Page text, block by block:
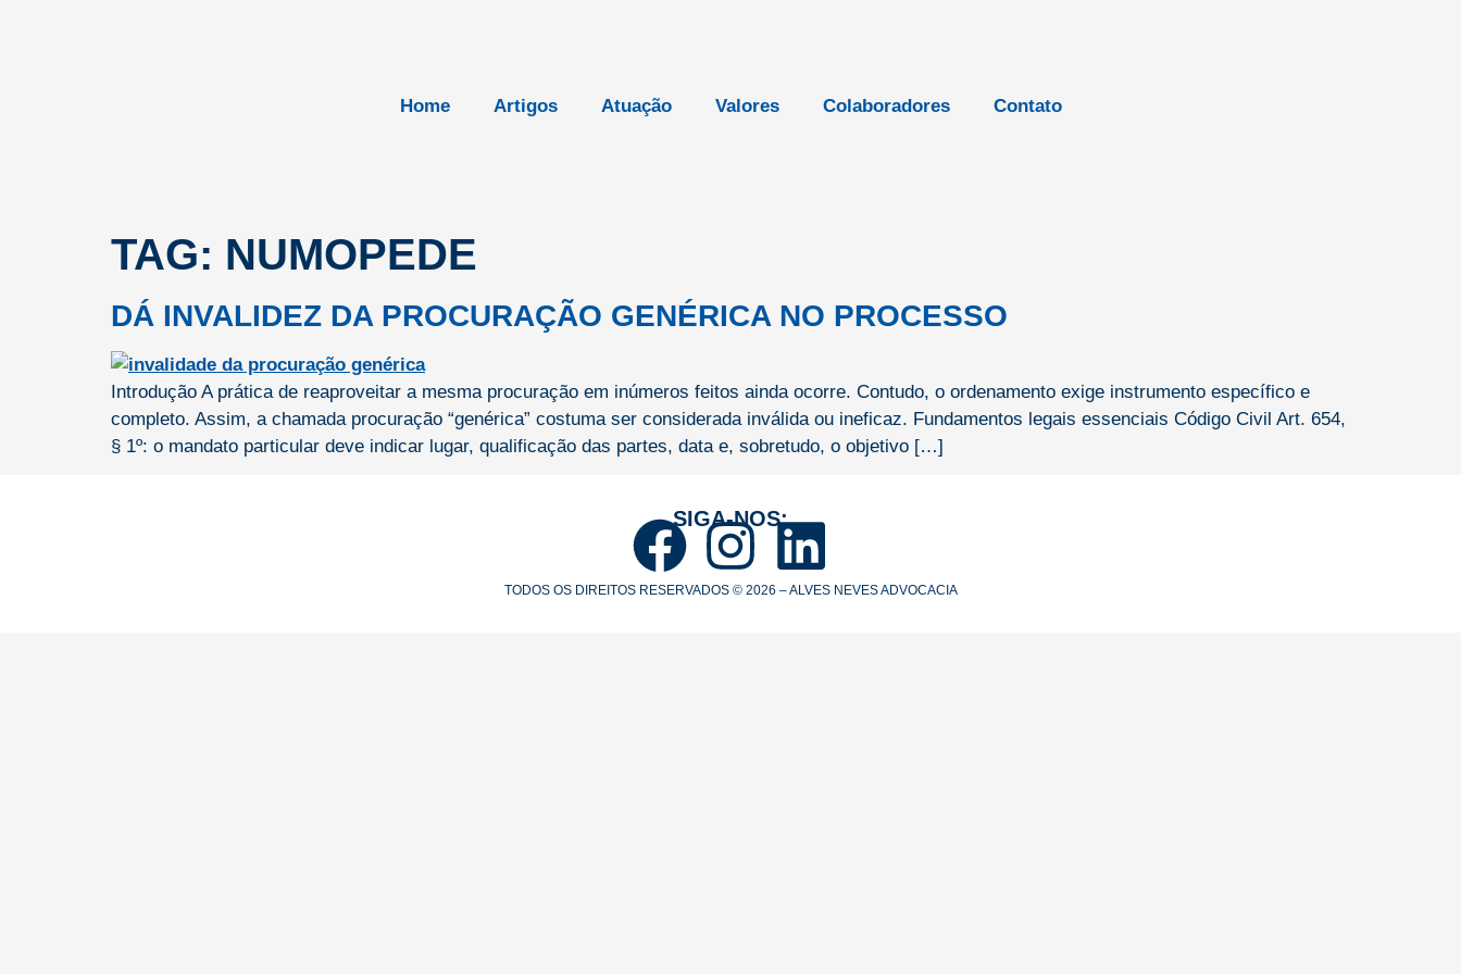
Home Artigos Atuação Valores Colaboradores Contato
TAG: NUMOPEDE
DÁ INVALIDEZ DA PROCURAÇÃO GENÉRICA NO PROCESSO
Introdução A prática de reaproveitar a mesma procuração em inúmeros feitos ainda ocorre. Contudo, o ordenamento exige instrumento específico e
completo. Assim, a chamada procuração “genérica” costuma ser considerada inválida ou ineficaz. Fundamentos legais essenciais Código Civil Art. 654,
§ 1º: o mandato particular deve indicar lugar, qualificação das partes, data e, sobretudo, o objetivo […]
SIGA-NOS:
TODOS OS DIREITOS RESERVADOS © 2026 – ALVES NEVES ADVOCACIA